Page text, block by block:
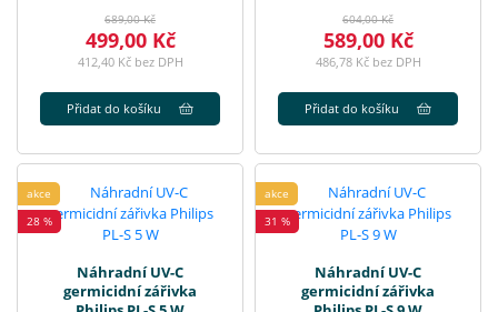
689,00 Kč
499,00 Kč
412,40 Kč bez DPH
Přidat do košíku
604,00 Kč
589,00 Kč
486,78 Kč bez DPH
Přidat do košíku
akce
28 %
Náhradní UV-C
germicidní zářivka
akce
31 %
Náhradní UV-C
germicidní zářivka